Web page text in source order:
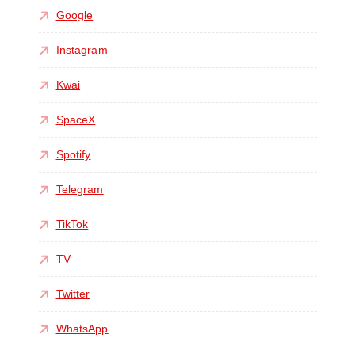
Google
Instagram
Kwai
SpaceX
Spotify
Telegram
TikTok
TV
Twitter
WhatsApp